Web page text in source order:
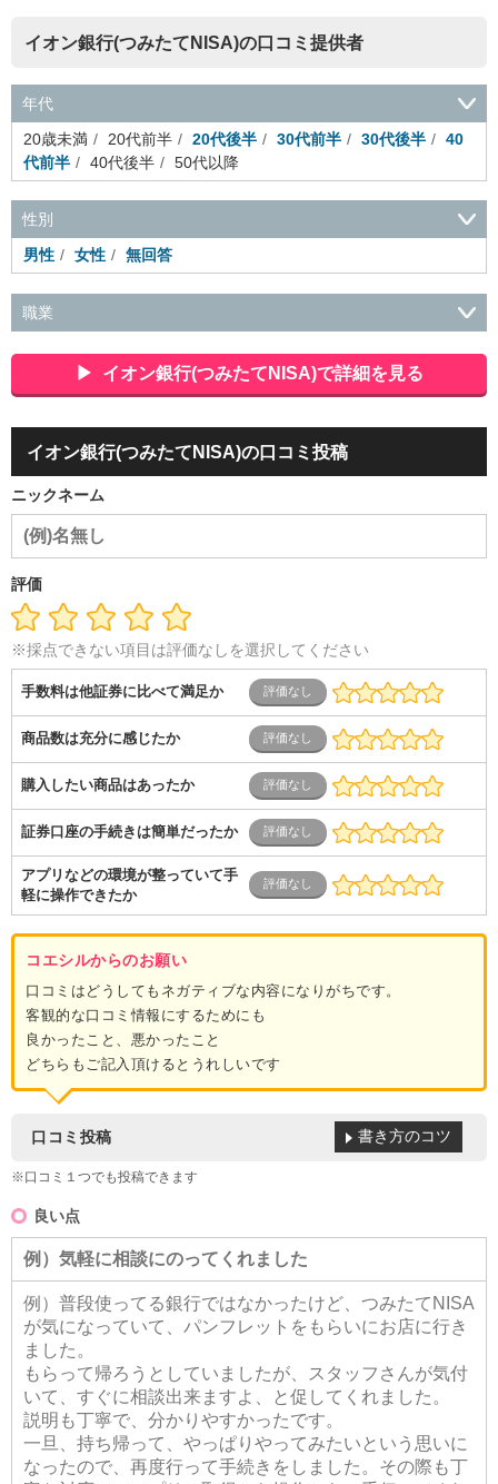
イオン銀行(つみたてNISA)の口コミ提供者
年代
20歳未満
20代前半 20代後半 30代前半 30代後半
40
代前半
40代後半 50代以降
性別
男性
女性 無回答
職業
ポーツ関連
広告・マスコミ
接客・小売・流通・外食・食
品
アミューズメント・エンターテイメント・ゲーム関連
美
ダル・葬祭
メディア職
クリエイティブ・デザイン・映像・
音響
芸能・イベント・コンパニオン
ITエンジニア（システ
ム開発・SE・インフラ）
導体・制御）
警備・交通・建築・土木技術職
医療・福祉・
介護
その他
ス
士業・コンサルティング 金融・商社
不動産・保険・サ
ービス
専業主婦（夫）
営業
イオン銀行(つみたてNISA)で詳細を見る
イオン銀行(つみたてNISA)の口コミ投稿
ニックネーム
評価
※採点できない項目は評価なしを選択してください
手数料は他証券に比べて満足か
商品数は充分に感じたか
購入したい商品はあったか
証券口座の手続きは簡単だったか
アプリなどの環境が整っていて手
軽に操作できたか
コエシルからのお願い
口コミはどうしてもネガティブな内容になりがちです。
客観的な口コミ情報にするためにも
良かったこと、悪かったこと
どちらもご記入頂けるとうれしいです
口コミ投稿
※口コミ１つでも投稿できます
書き方のコツ
良い点